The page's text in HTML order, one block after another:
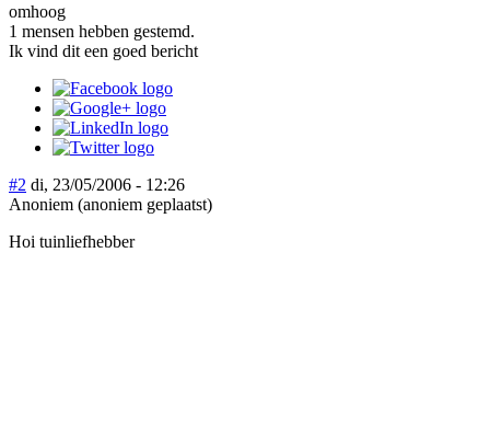
omhoog
1 mensen hebben gestemd.
Ik vind dit een goed bericht
#2 di, 23/05/2006 - 12:26
Anoniem (anoniem geplaatst)
Hoi tuinliefhebber